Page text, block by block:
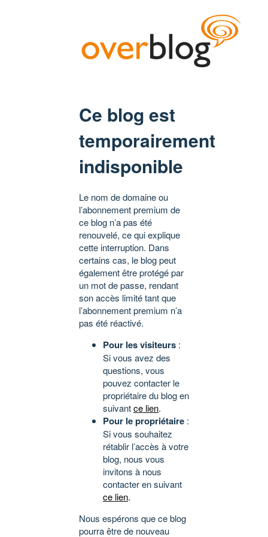
Ce blog est
temporairement
indisponible
Le nom de domaine ou
l’abonnement premium de
ce blog n’a pas été
renouvelé, ce qui explique
cette interruption. Dans
certains cas, le blog peut
également être protégé par
un mot de passe, rendant
son accès limité tant que
l’abonnement premium n’a
pas été réactivé.
Pour les visiteurs :
Si vous avez des
questions, vous
pouvez contacter le
propriétaire du blog en
suivantce lien.
Pour le propriétaire :
Si vous souhaitez
rétablir l’accès à votre
blog, nous vous
invitons à nous
contacter en suivant
ce lien.
Nous espérons que ce blog
pourra être de nouveau